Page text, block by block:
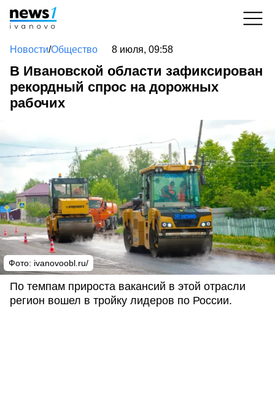
Новости/Общество 8 июля, 09:58
В Ивановской области зафиксирован
рекордный спрос на дорожных
рабочих
Фото: ivanovoobl.ru/
По темпам прироста вакансий в этой отрасли
регион вошел в тройку лидеров по России.